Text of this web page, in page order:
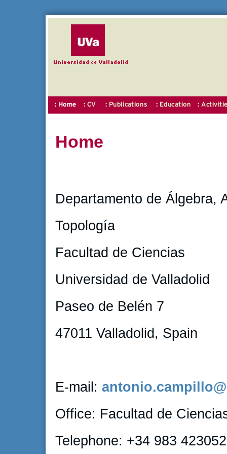
Home
Departamento de Álgebra,
Topología
Facultad de Ciencias
Universidad de Valladolid
Paseo de Belén 7
47011 Valladolid, Spain
E-mail:
Office: Facultad de
Telephone: +34 983 423052